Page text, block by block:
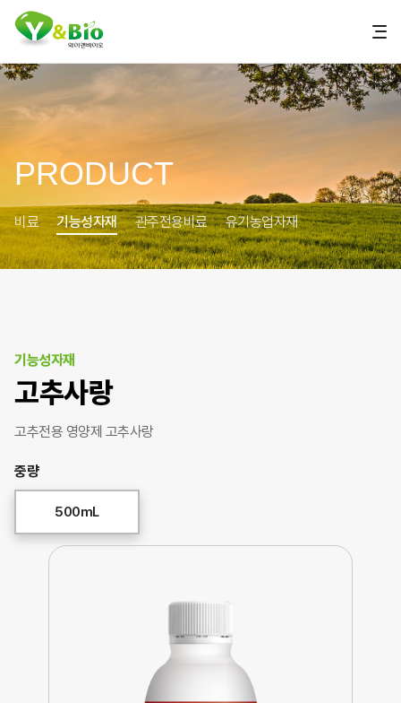
PRODUCT
비료 기능성자재 관주전용비료 유기농업자재
기능성자재
고추사랑
고추전용 영양제 고추사랑
중량
500mL